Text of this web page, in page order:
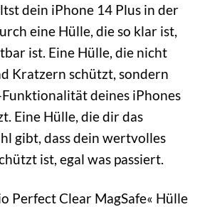
dein iPhone 14 Plus in der
eine Hülle, die so klar ist,
ist. Eine Hülle, die nicht
Kratzern schützt, sondern
deines iPhones
Eine Hülle, die dir das
gibt, dass dein wertvolles
ist, egal was passiert.
Perfect Clear MagSafe« Hülle